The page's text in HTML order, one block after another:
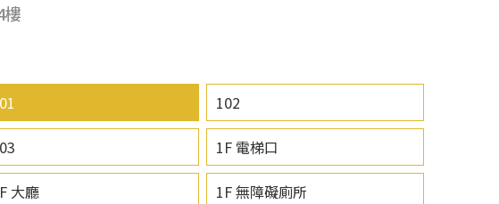
樓
102
1F 電梯口
大廳 1F 無障礙廁所